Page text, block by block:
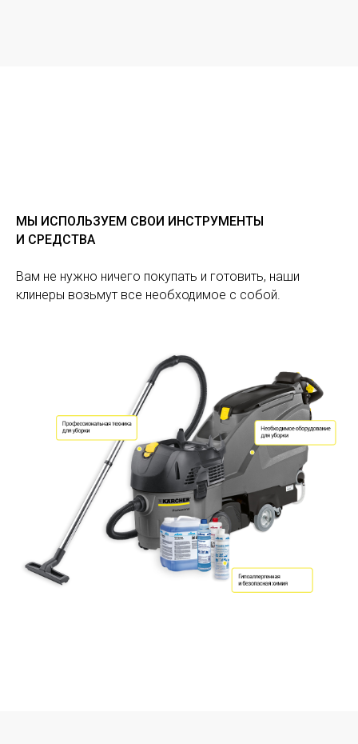
МЫ ИСПОЛЬЗУЕМ СВОИ ИНСТРУМЕНТЫ
И СРЕДСТВА
Вам не нужно ничего покупать и готовить, наши
клинеры возьмут все необходимое с собой.